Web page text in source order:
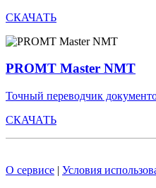
СКАЧАТЬ
PROMT Master NMT
Точный переводчик
СКАЧАТЬ
О сервисе | Условия